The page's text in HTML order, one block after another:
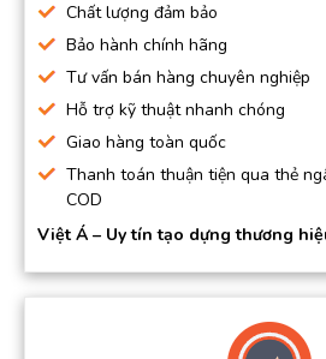
Chất lượng đảm bảo
Bảo hành chính hãng
Tư vấn bán hàng chuyên nghiệp
Hỗ trợ kỹ thuật nhanh chóng
Giao hàng toàn quốc
Thanh toán thuận tiện qua thẻ
COD
Việt Á – Uy tín tạo dựng thương